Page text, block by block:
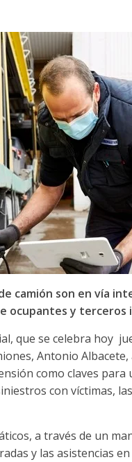
camión son en vía
ocupantes y terceros
que se celebra hoy
Antonio
como claves para
con víctimas,
a través de un
y las asistencias